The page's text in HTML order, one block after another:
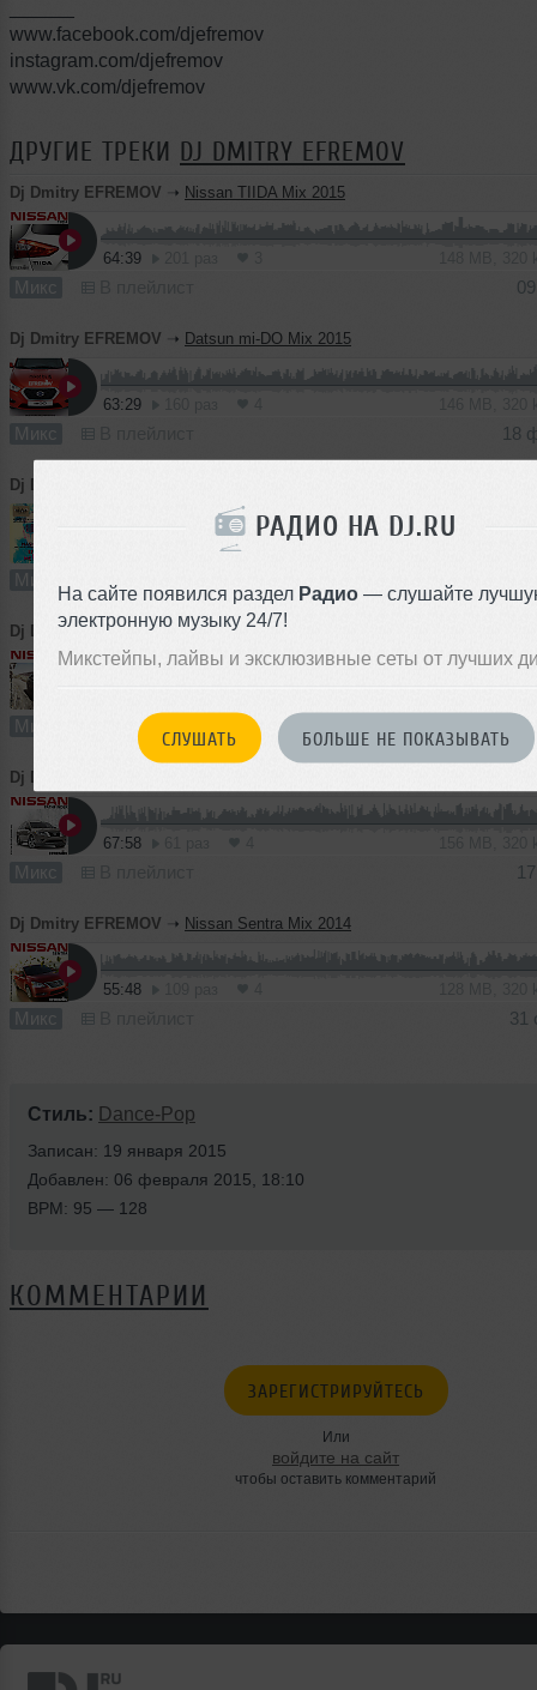
РАДИО НА DJ.RU
На сайте появился раздел Радио — слушайте
электронную музыку 24/7!
Микстейпы, лайвы и эксклюзивные сеты от лучших
СЛУШАТЬ БОЛЬШЕ НЕ ПОКАЗЫВАТЬ
www.facebook.com/djefremov
instagram.com/djefremov
www.vk.com/djefremov
ДРУГИЕ ТРЕКИ DJ DMITRY EFREMOV
Dj Dmitry EFREMOV ➝ Nissan TIIDA Mix 2015
64:39
Микс
Dj Dmitry EFREMOV ➝ Datsun mi-DO Mix 2015
63:29
Микс 18
Dj Dmitry EFREMOV
Микс
Dj Dmitry EFREMOV ➝Nissan X-Trail Mix 2015
Микс В плейлист (в 1 плейлисте)
Dj Dmitry EFREMOV
67:58
Микс
Dj Dmitry EFREMOV ➝ Nissan Sentra Miх 2014
55:48
Микс 31
Стиль: Dance-Pop
Записан: 19 января 2015
Добавлен: 06 февраля 2015, 18:10
BPM: 95 — 128
КОММЕНТАРИИ
ЗАРЕГИСТРИРУЙТЕСЬ
Или
войдите на сайт
чтобы оставить комментарий